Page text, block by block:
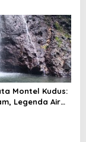
Montel Kudus:
Legenda Air